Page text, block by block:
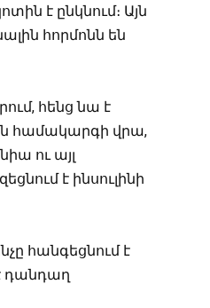
է ընկնում։ Այն
հորմոնն են
հենց նա է
համակարգի վրա,
ու այլ
է ինսուլինի
հանգեցնում է
դանդաղ